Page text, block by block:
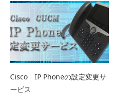
Cisco IP Phoneの設定変更サ
ービス